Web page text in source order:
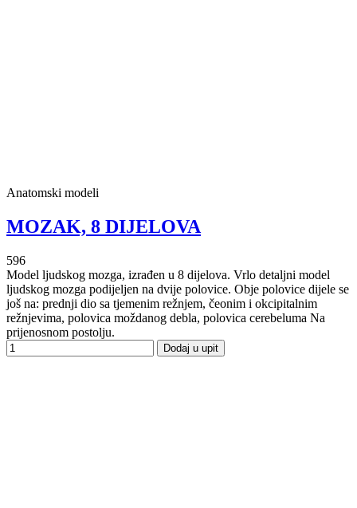
Anatomski modeli
MOZAK, 8 DIJELOVA
596
Model ljudskog mozga, izrađen u 8 dijelova. Vrlo detaljni model
ljudskog mozga podijeljen na dvije polovice. Obje polovice dijele se
još na: prednji dio sa tjemenim režnjem, čeonim i okcipitalnim
režnjevima, polovica moždanog debla, polovica cerebeluma Na
prijenosnom postolju.
Dodaj u upit